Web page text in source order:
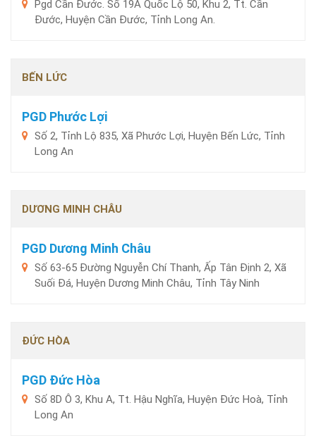
Pgd Cần Đước. Số 19A Quốc Lộ 50, Khu 2, Tt. Cần
Đước, Huyện Cần Đước, Tỉnh Long An.
BẾN LỨC
PGD Phước Lợi
Số 2, Tỉnh Lộ 835, Xã Phước Lợi, Huyện Bến Lức, Tỉnh
Long An
DƯƠNG MINH CHÂU
PGD Dương Minh Châu
Số 63-65 Đường Nguyễn Chí Thanh, Ấp Tân Định 2, Xã
Suối Đá, Huyện Dương Minh Châu, Tỉnh Tây Ninh
ĐỨC HÒA
PGD Đức Hòa
Số 8D Ô 3, Khu A, Tt. Hậu Nghĩa, Huyện Đức Hoà, Tỉnh
Long An